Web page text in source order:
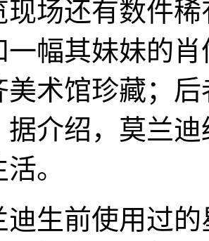
还有数件稀
一幅其妹妹的
美术馆珍藏；
据介绍，莫兰
。
前使用过的